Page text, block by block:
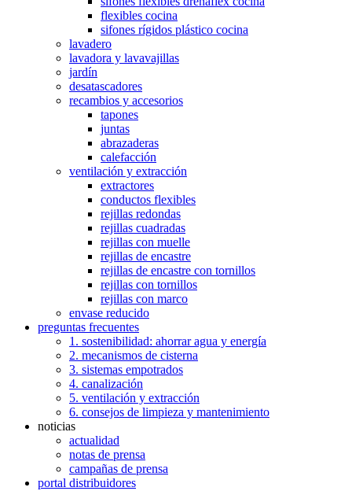
flexibles cocina
sifones rígidos plástico cocina
lavadero
lavadora y lavavajillas
jardín
desatascadores
recambios y accesorios
tapones
juntas
abrazaderas
calefacción
ventilación y extracción
extractores
conductos flexibles
rejillas redondas
rejillas cuadradas
rejillas con muelle
rejillas de encastre
rejillas de encastre con tornillos
rejillas con tornillos
rejillas con marco
envase reducido
preguntas frecuentes
1. sostenibilidad: ahorrar agua y energía
2. mecanismos de cisterna
3. sistemas empotrados
4. canalización
5. ventilación y extracción
6. consejos de limpieza y mantenimiento
noticias
actualidad
notas de prensa
campañas de prensa
portal distribuidores